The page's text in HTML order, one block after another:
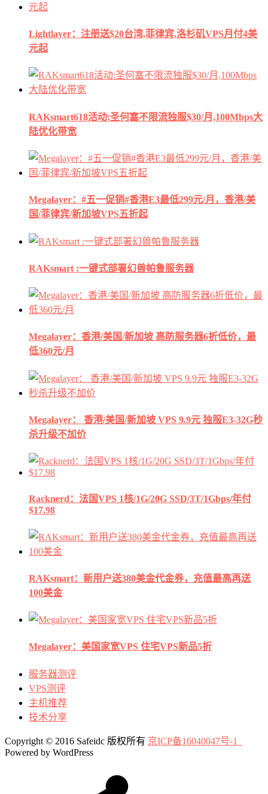
Lightlayer：注册送$20台湾,菲律宾,洛杉矶VPS月付4美
元起
RAKsmart618活动:圣何塞不限流独服$30/月,100Mbps大
陆优化带宽
Megalayer：#五一促销#香港E3最低299元/月，香港/美
国/菲律宾/新加坡VPS五折起
RAKsmart :一键式部署幻兽帕鲁服务器
Megalayer：香港/美国/新加坡 高防服务器6折低价，最
低360元/月
Megalayer： 香港/美国/新加坡 VPS 9.9元 独服E3-32G秒
杀升级不加价
Racknerd：法国VPS 1核/1G/20G SSD/3T/1Gbps/年付
$17.98
RAKsmart：新用户送380美金代金券，充值最高再送
100美金
Megalayer：美国家宽VPS 住宅VPS新品5折
服务器测评
VPS测评
主机推荐
技术分享
Copyright © 2016 Safeidc 版权所有 京ICP备16040047号-1
Powered by WordPress